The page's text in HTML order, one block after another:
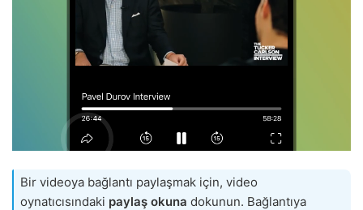
Bir videoya bağlantı paylaşmak için, video
oynatıcısındaki paylaş okuna dokunun. Bağlantıya